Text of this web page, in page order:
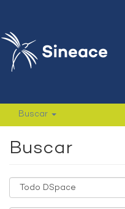
Buscar
Buscar